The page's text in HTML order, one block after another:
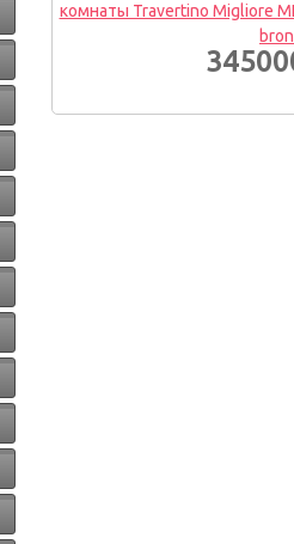
комнаты Travertino Migliore